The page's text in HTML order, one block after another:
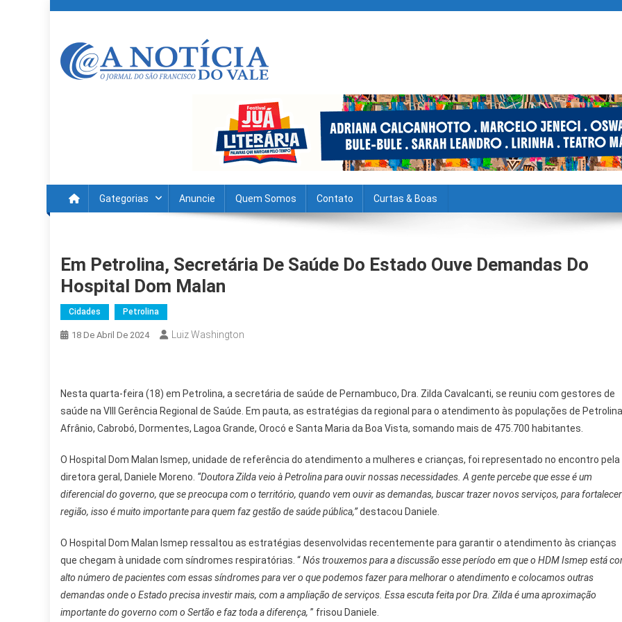
content
Gategorias Anuncie Quem Somos Contato Curtas & Boas
Em Petrolina, Secretária De Saúde Do Estado Ouve Demandas Do
Hospital Dom Malan
Cidades Petrolina
18 De Abril De 2024 Luiz Washington
Nesta quarta-feira (18) em Petrolina, a secretária de saúde de Pernambuco, Dra. Zilda Cavalcanti, se reuniu com gestores de
saúde na VIII Gerência Regional de Saúde. Em pauta, as estratégias da regional para o atendimento às populações de
Afrânio, Cabrobó, Dormentes, Lagoa Grande, Orocó e Santa Maria da Boa Vista, somando mais de 475.700 habitantes.
O Hospital Dom Malan Ismep, unidade de referência do atendimento a mulheres e crianças, foi representado no encontro pela
diretora geral, Daniele Moreno. “Doutora Zilda veio à Petrolina para ouvir nossas necessidades. A gente percebe que esse é um
diferencial do governo, que se preocupa com o território, quando vem ouvir as demandas, buscar trazer novos serviços, para
região, isso é muito importante para quem faz gestão de saúde pública,”destacou Daniele.
O Hospital Dom Malan Ismep ressaltou as estratégias desenvolvidas recentemente para garantir o atendimento às crianças
que chegam à unidade com síndromes respiratórias. “Nós trouxemos para a discussão esse período em que o HDM Ismep está
alto número de pacientes com essas síndromes para ver o que podemos fazer para melhorar o atendimento e colocamos outras
demandas onde o Estado precisa investir mais, com a ampliação de serviços. Essa escuta feita por Dra. Zilda é uma aproximação
importante do governo com o Sertão e faz toda a diferença, ” frisou Daniele.